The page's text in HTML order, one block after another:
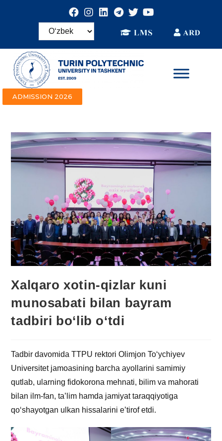
ADMISSION 2026
Xalqaro xotin-qizlar kuni
munosabati bilan bayram
tadbiri bo‘lib o‘tdi
Tadbir davomida TTPU rektori Olimjon To‘ychiyev
Universitet jamoasining barcha ayollarini samimiy
qutlab, ularning fidokorona mehnati, bilim va mahorati
bilan ilm-fan, ta’lim hamda jamiyat taraqqiyotiga
qo‘shayotgan ulkan hissalarini e’tirof etdi.